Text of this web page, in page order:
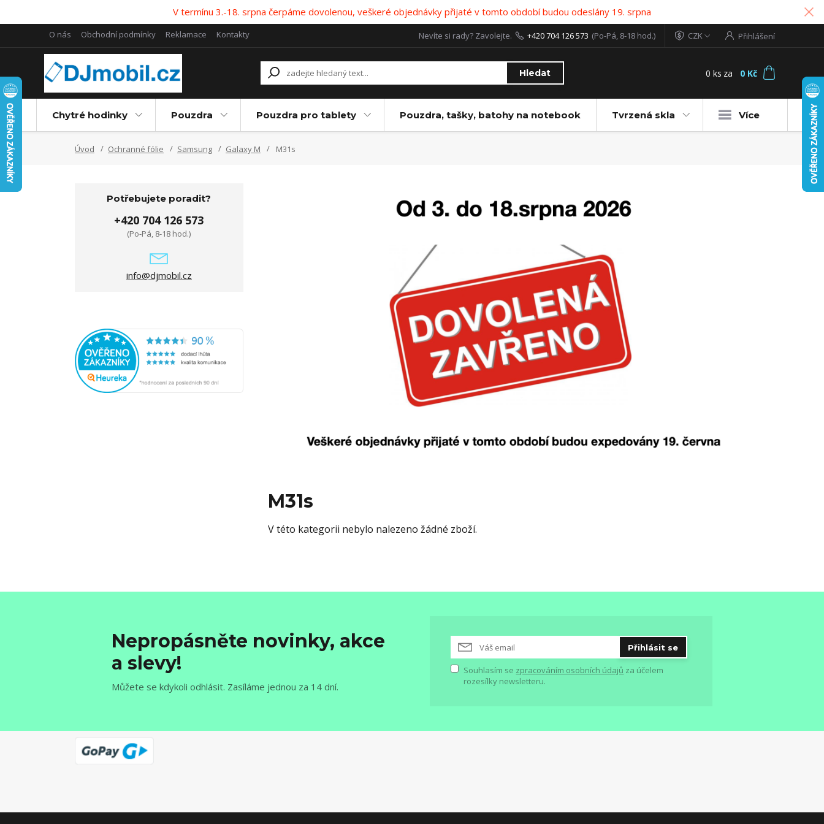
V termínu 3.-18. srpna čerpáme dovolenou, veškeré objednávky přijaté v tomto období budou odeslány 19. srpna
O nás Obchodní podmínky Reklamace Kontakty CZK Přihlášení
Hledat
Nevíte si rady? Zavolejte. +420 704 126 573 (Po-Pá, 8-18 hod.)
0 ks za 0 Kč
Chytré hodinky Pouzdra Pouzdra pro tablety Pouzdra, tašky, batohy na notebook Tvrzená skla Více
Úvod Ochranné fólie Samsung Galaxy M M31s
M31s
V této kategorii nebylo nalezeno žádné zboží.
Potřebujete poradit?
+420 704 126 573
(Po-Pá, 8-18 hod.)
info@djmobil.cz
Nepropásněte novinky, akce
a slevy!
Můžete se kdykoli odhlásit. Zasíláme jednou za 14 dní.
Přihlásit se
Souhlasím se zpracováním osobních údajů za účelem
rozesílky newsletteru.